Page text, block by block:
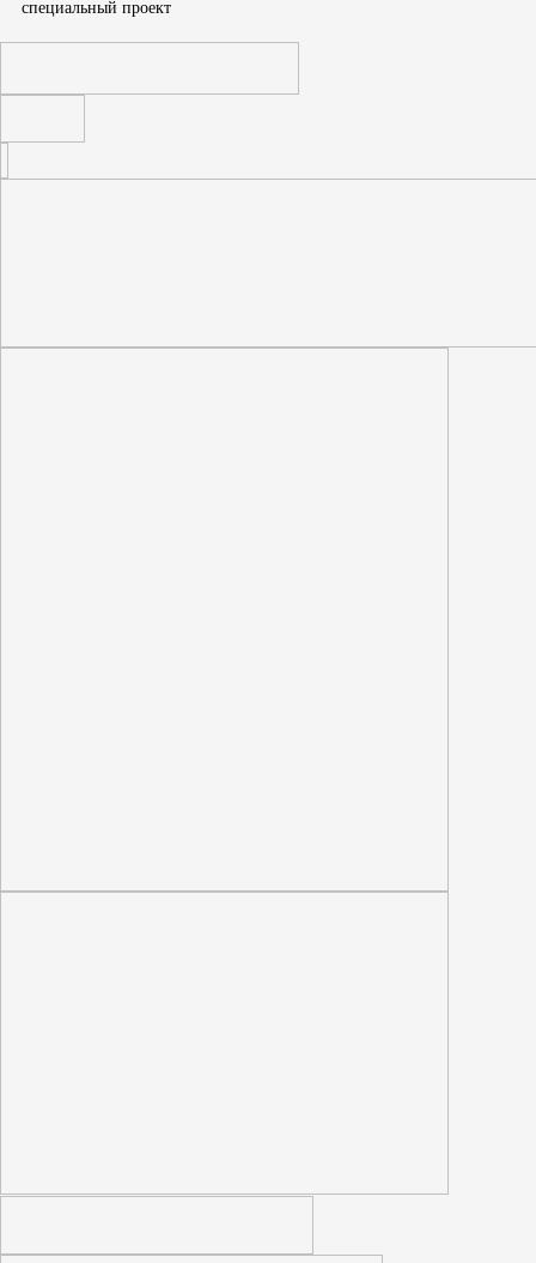
cпециальный проект